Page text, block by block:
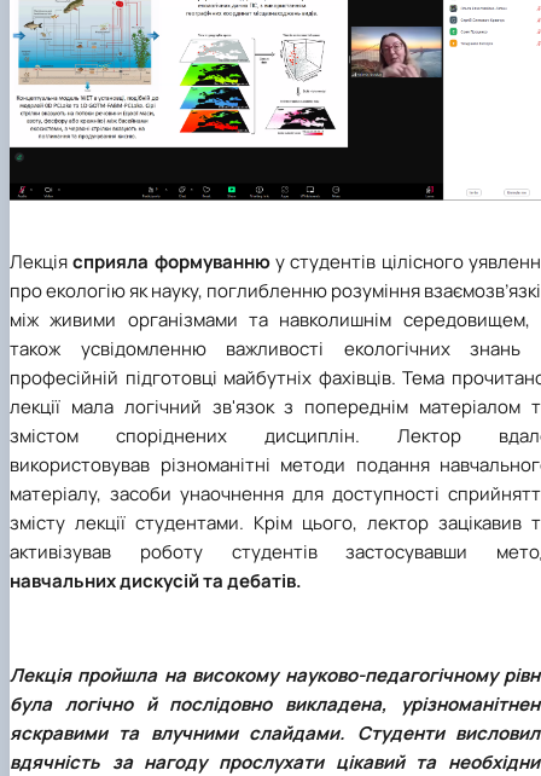
Лекціясприяла формуваннюу студентів цілісного
про екологію як науку, поглибленню розуміння
між живими організмами та навколишнім середовищем,
також усвідомленню важливості екологічних знань
професійній підготовці майбутніх фахівців. Тема
лекції мала логічний зв'язок з попереднім матеріалом
змістом споріднених дисциплін. Лектор
використовував різноманітні методи подання
матеріалу, засоби унаочнення для доступності
змісту лекції студентами. Крім цього, лектор зацікавив
активізував роботу студентів застосувавши
навчальних дискусій та дебатів.
Лекція пройшла на високому науково-педагогічному
була логічно й послідовно викладена,
яскравими та влучними слайдами. Студенти
вдячність за нагоду прослухати цікавий та